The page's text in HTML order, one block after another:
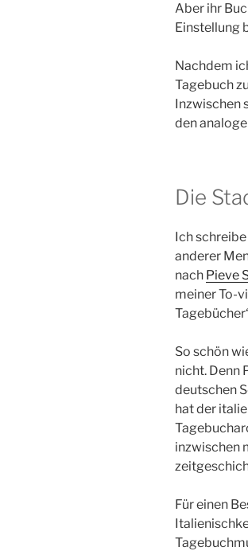
Aber ihr
Einstellung
Nachdem
Tagebuch
Inzwischen
den
Die
Ich
anderer
nach Pieve
meiner To-
So schön
nicht. Denn
deutschen
hat der
inzwischen
Für einen